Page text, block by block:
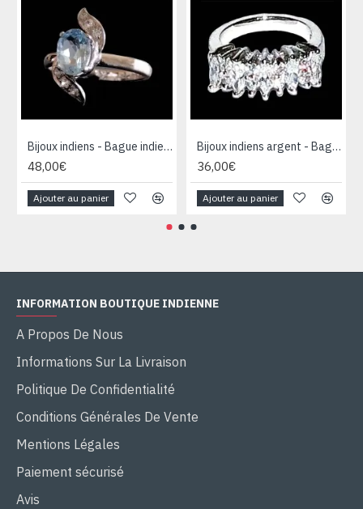
Bijoux indiens - Bague indienne rhodiée Topaze
48,00€
Ajouter au panier
Bijoux indiens argent - Bague indienne oxyde de Zirconium
36,00€
Ajouter au panier
INFORMATION BOUTIQUE INDIENNE
A Propos De Nous
Informations Sur La Livraison
Politique De Confidentialité
Conditions Générales De Vente
Mentions Légales
Paiement sécurisé
Avis